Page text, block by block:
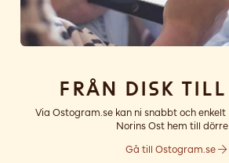
Från disk
Via Ostogram.se kan ni snabbt och
Norins Ost hem till
Gå till Ostogram.se